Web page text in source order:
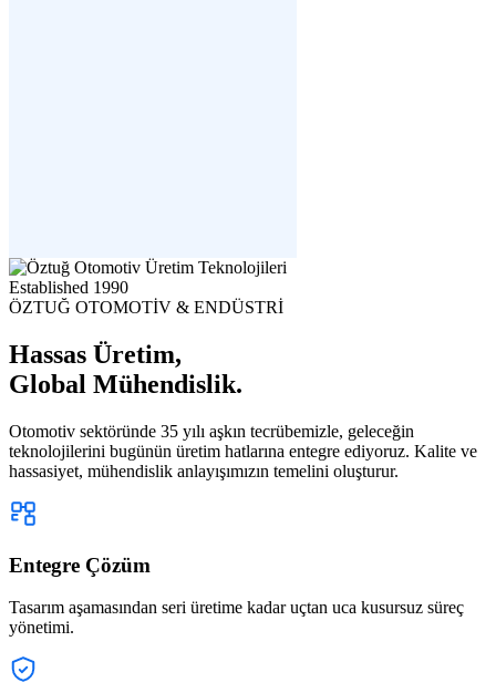
Established 1990
ÖZTUĞ OTOMOTİV & ENDÜSTRİ
Hassas Üretim,
Global Mühendislik.
Otomotiv sektöründe 35 yılı aşkın tecrübemizle, geleceğin
teknolojilerini bugünün üretim hatlarına entegre ediyoruz. Kalite ve
hassasiyet, mühendislik anlayışımızın temelini oluşturur.
Entegre Çözüm
Tasarım aşamasından seri üretime kadar uçtan uca kusursuz süreç
yönetimi.